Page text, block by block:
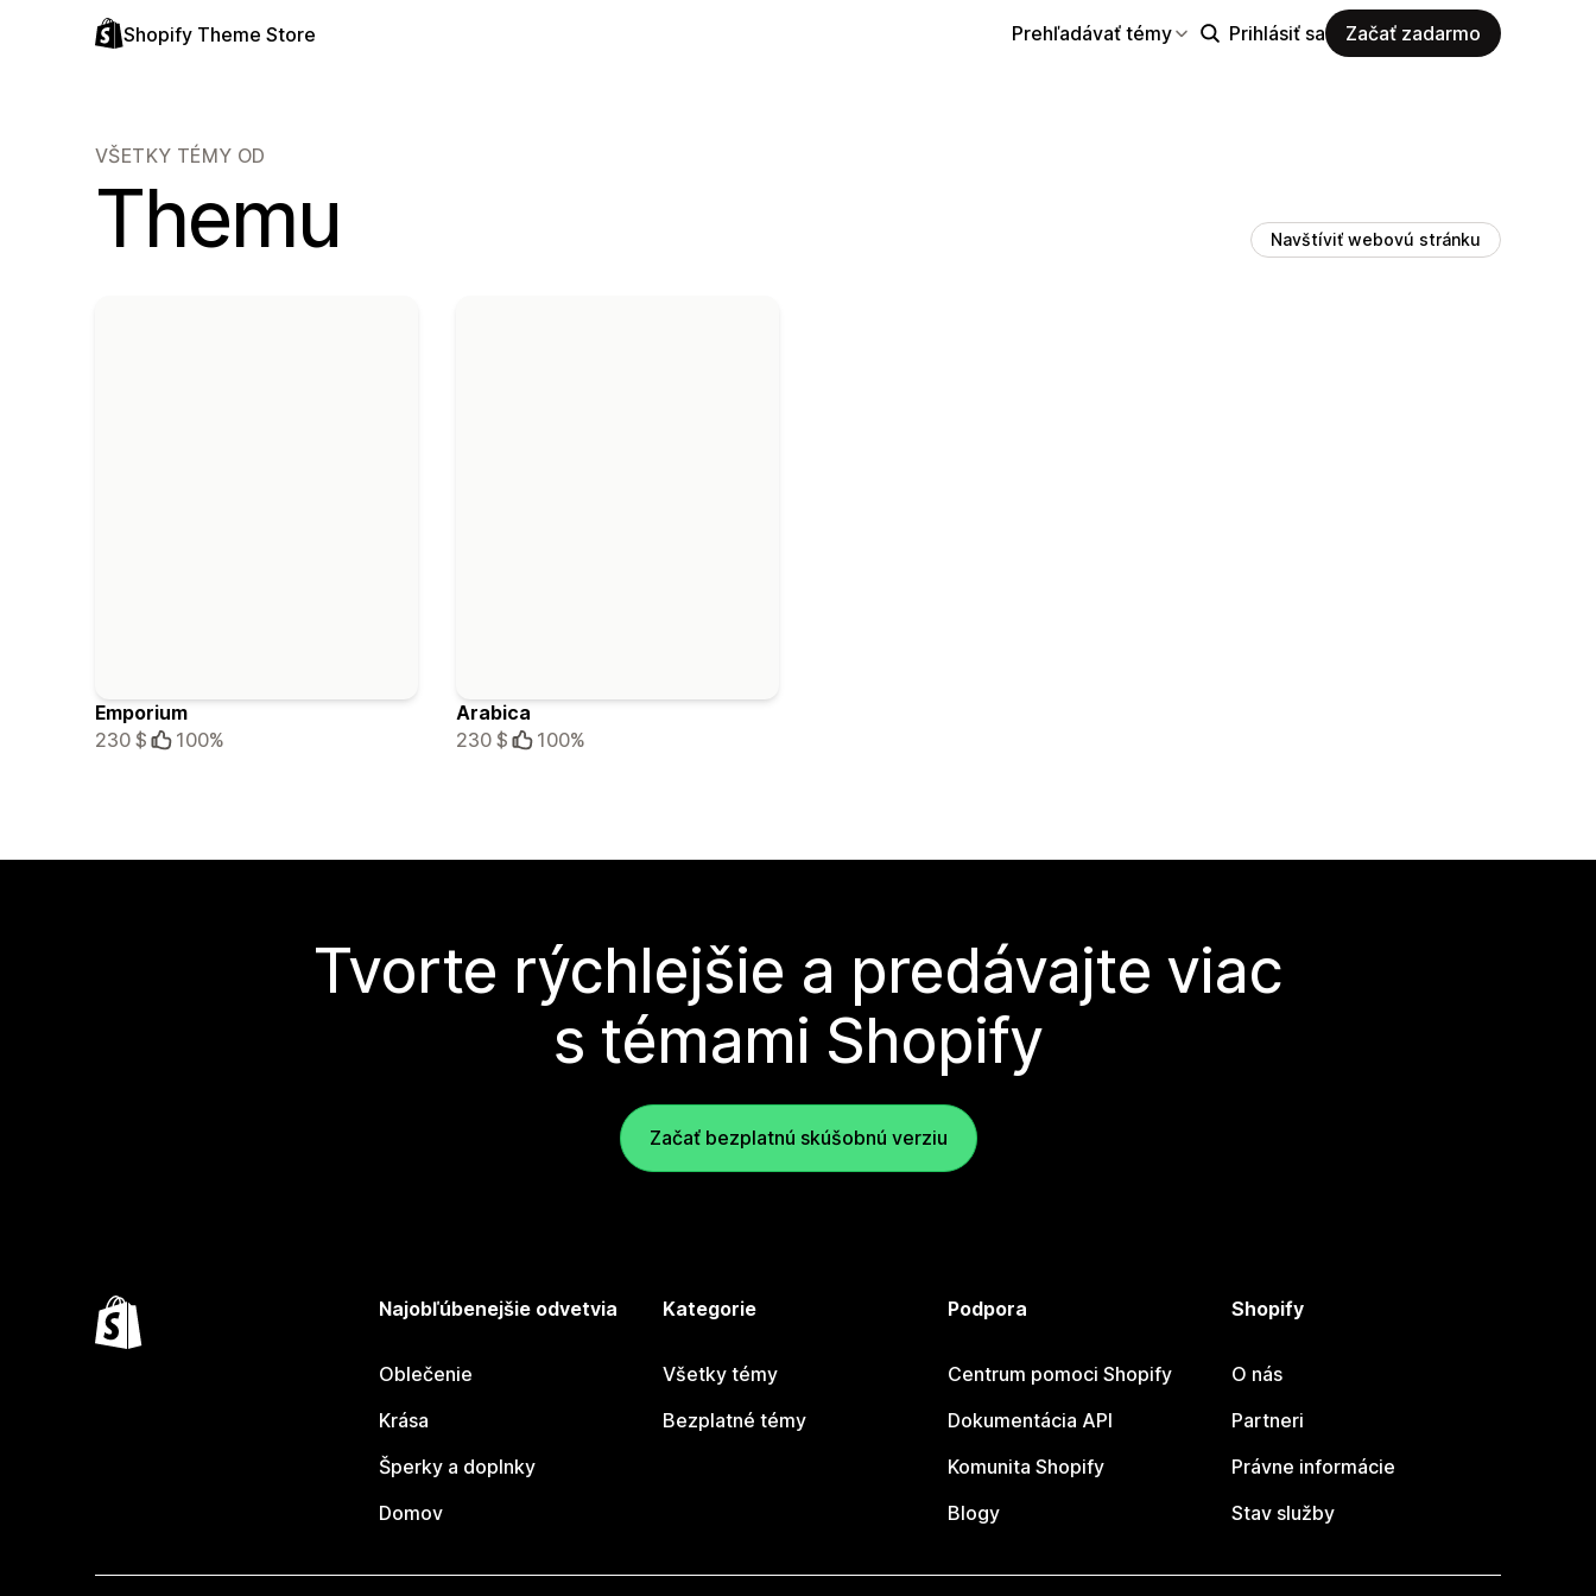
Shopify Theme Store Prehľadávať témy Prihlásiť sa Začať zadarmo
VŠETKY TÉMY OD
Themu Navštíviť webovú stránku
Emporium
230 $
100%
Arabica
230 $
100%
Tvorte rýchlejšie a predávajte viac
s témami Shopify
Začať bezplatnú skúšobnú verziu
Najobľúbenejšie odvetvia
Oblečenie
Krása
Šperky a doplnky
Domov
Kategorie
Všetky témy
Bezplatné témy
Podpora
Centrum pomoci Shopify
Dokumentácia API
Komunita Shopify
Blogy
Shopify
O nás
Partneri
Právne informácie
Stav služby